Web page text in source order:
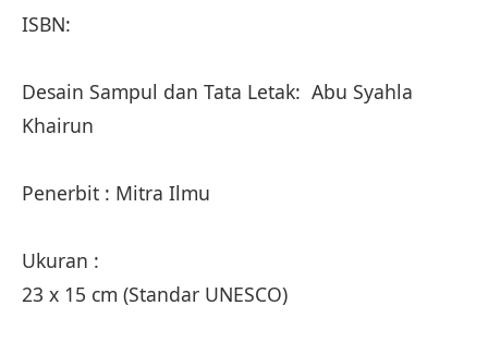
ISBN:
Desain Sampul dan Tata Letak: Abu Syahla
Khairun
Penerbit : Mitra Ilmu
Ukuran :
23 x 15 cm (Standar UNESCO)